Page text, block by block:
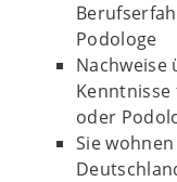
Podologe
Nachweise
oder
Sie